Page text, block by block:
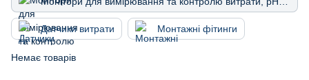
Датчики витрати Монтажні фітинги
Немає товарів